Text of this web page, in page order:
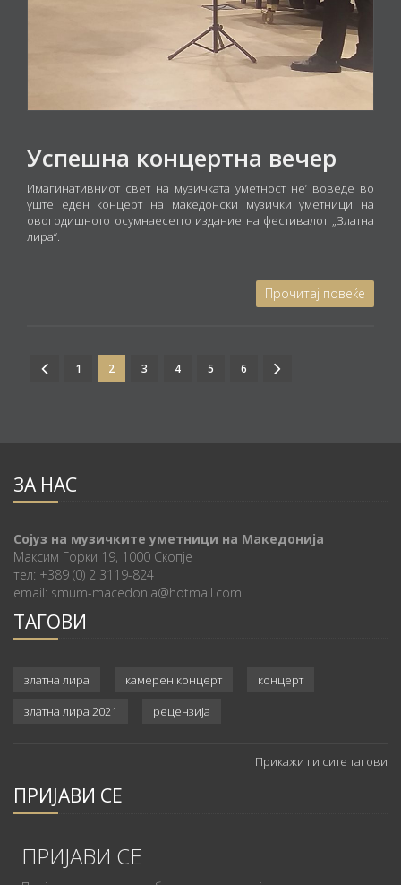
Успешна концертна вечер
Имагинативниот свет на музичката уметност не’ воведе во
уште еден концерт на македонски музички уметници на
овогодишното осумнаесетто издание на фестивалот „Златна
лира“.
Прочитај повеќе
1 2 3 4 5 6
ЗА НАС
Сојуз на музичките уметници на Македонија
Максим Горки 19, 1000 Скопје
тел: +389 (0) 2 3119-824
email: smum-macedonia@hotmail.com
ТАГОВИ
златна лира камерен концерт
концерт
златна лира 2021
рецензија
Прикажи ги сите тагови
ПРИЈАВИ СЕ
ПРИЈАВИ СЕ